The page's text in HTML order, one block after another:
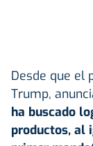
Desde que el
Trump,
ha buscado
productos, al